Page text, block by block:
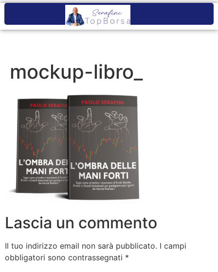
mockup-libro_
Lascia un commento
Il tuo indirizzo email non sarà pubblicato. I campi
obbligatori sono contrassegnati *